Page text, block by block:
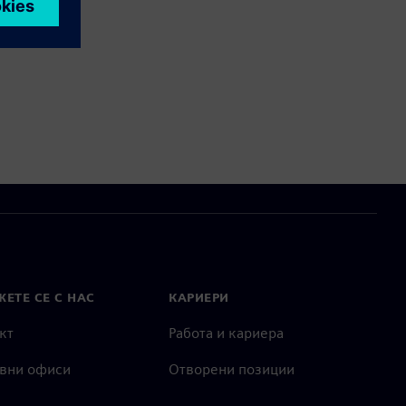
СЕ С НАС
офиси
КАРИЕРИ
Работа и кариера
Отворени позиции